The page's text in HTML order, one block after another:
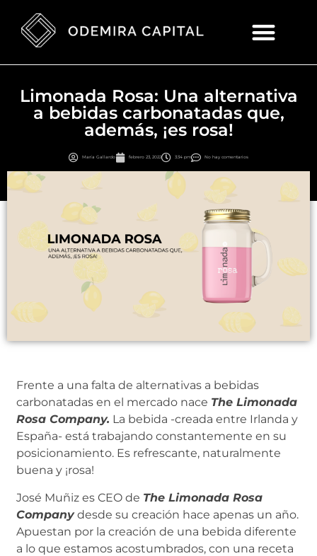
Limonada Rosa: Una alternativa
a bebidas carbonatadas que,
además, ¡es rosa!
María Gallardo febrero 23, 2022 3:34 pm No hay comentarios
Frente a una falta de alternativas a bebidas
carbonatadas en el mercado nace The Limonada
Rosa Company. La bebida -creada entre Irlanda y
España- está trabajando constantemente en su
posicionamiento. Es refrescante, naturalmente
buena y ¡rosa!
José Muñiz es CEO de The Limonada Rosa
Companydesde su creación hace apenas un año.
Apuestan por la creación de una bebida diferente
a lo que estamos acostumbrados, con una receta